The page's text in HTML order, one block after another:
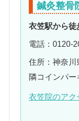
鍼灸整骨
衣笠駅から徒
電話：0120-
住所：神奈川
隣コインパー
衣笠院のアク